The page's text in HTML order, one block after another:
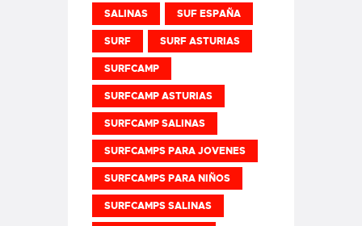
SALINAS SUF ESPAÑA
SURF SURF ASTURIAS
SURFCAMP
SURFCAMP ASTURIAS
SURFCAMP SALINAS
SURFCAMPS PARA JOVENES
SURFCAMPS PARA NIÑOS
SURFCAMPS SALINAS